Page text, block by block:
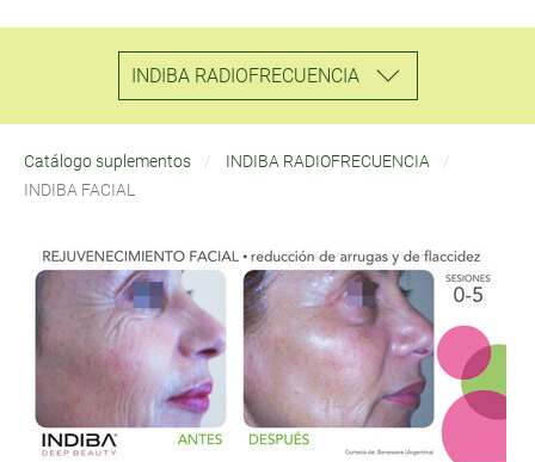
INDIBA RADIOFRECUENCIA
Catálogo suplementos
INDIBA RADIOFRECUENCIA
INDIBA FACIAL